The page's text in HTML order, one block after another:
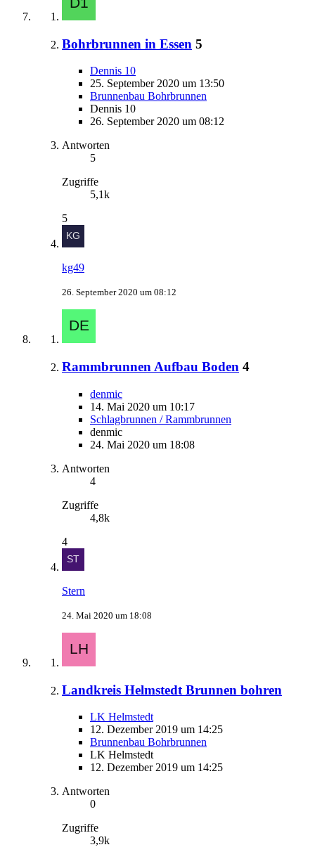
Bohrbrunnen in Essen 5
Dennis 10
25. September 2020 um 13:50
Brunnenbau Bohrbrunnen
Dennis 10
26. September 2020 um 08:12
Antworten
5
Zugriffe
5,1k
5
kg49
26. September 2020 um 08:12
Rammbrunnen Aufbau Boden 4
denmic
14. Mai 2020 um 10:17
Schlagbrunnen / Rammbrunnen
denmic
24. Mai 2020 um 18:08
Antworten
4
Zugriffe
4,8k
4
Stern
24. Mai 2020 um 18:08
Landkreis Helmstedt Brunnen bohren
LK Helmstedt
12. Dezember 2019 um 14:25
Brunnenbau Bohrbrunnen
LK Helmstedt
12. Dezember 2019 um 14:25
Antworten
0
Zugriffe
3,9k